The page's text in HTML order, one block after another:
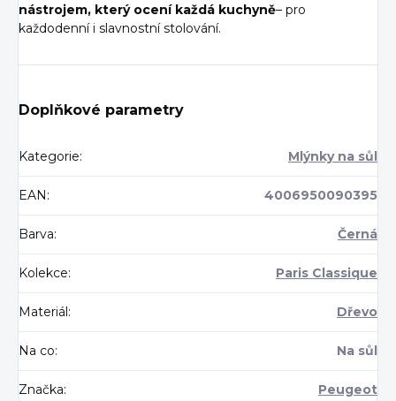
nástrojem, který ocení každá kuchyně– pro
každodenní i slavnostní stolování.
Doplňkové parametry
Kategorie: Mlýnky na sůl
EAN: 4006950090395
Barva: Černá
Kolekce: Paris Classique
Materiál: Dřevo
Na co: Na sůl
Značka: Peugeot